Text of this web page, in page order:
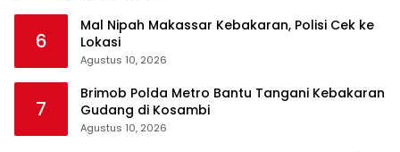
6
Mal Nipah Makassar Kebakaran, Polisi Cek ke
Lokasi
Agustus 10, 2026
7
Brimob Polda Metro Bantu Tangani Kebakaran
Gudang di Kosambi
Agustus 10, 2026